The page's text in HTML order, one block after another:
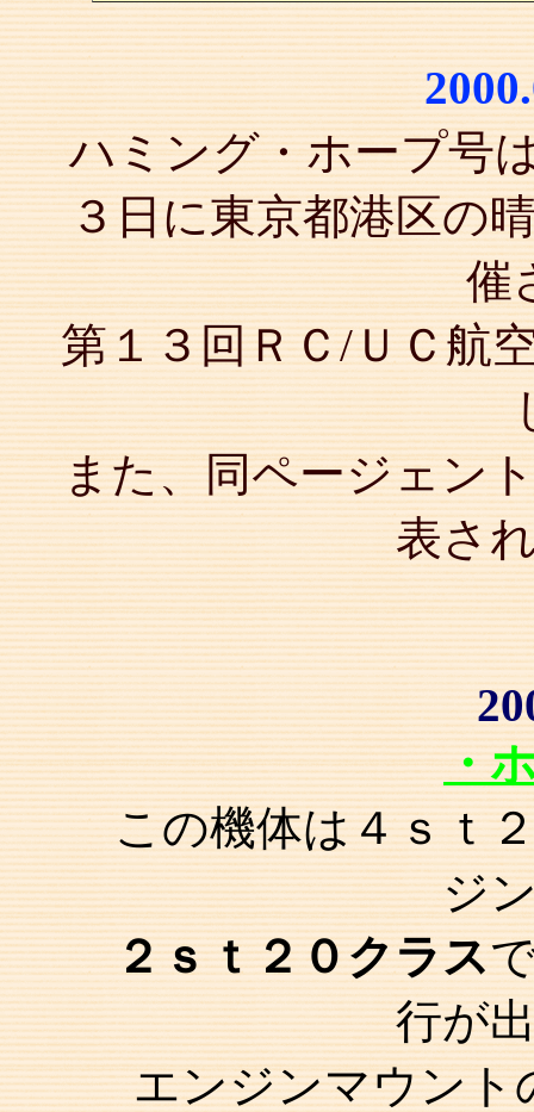
ハミング・ホープ号
３日に東京都港区の
催
第１３回ＲＣ/ＵＣ航
また、同ページェン
表さ
・
この機体は４ｓｔ
ジ
２ｓｔ２０クラス
行が
エンジンマウント